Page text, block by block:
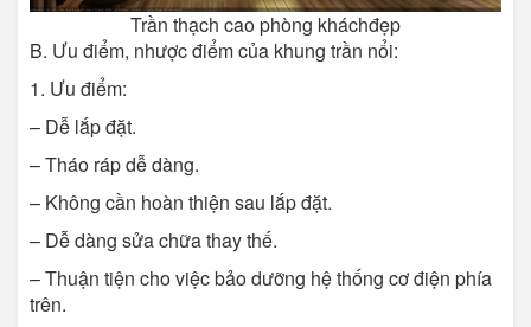
Trần thạch cao phòng kháchđẹp
B. Ưu điểm, nhược điểm của khung trần nổi:
1. Ưu điểm:
– Dễ lắp đặt.
– Tháo ráp dễ dàng.
– Không cần hoàn thiện sau lắp đặt.
– Dễ dàng sửa chữa thay thế.
– Thuận tiện cho việc bảo dưỡng hệ thống cơ điện phía
trên.